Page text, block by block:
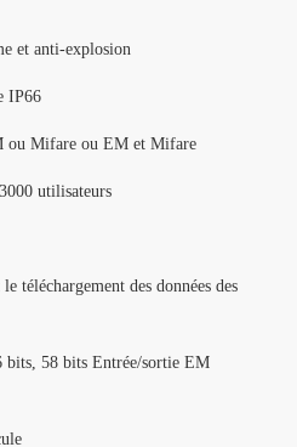
et anti-explosion
IP66
ou Mifare ou EM et Mifare
utilisateurs
téléchargement des données des
bits, 58 bits Entrée/sortie EM